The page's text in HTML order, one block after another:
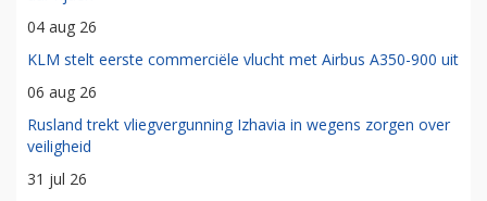
04 aug 26
KLM stelt eerste commerciële vlucht met Airbus A350-900 uit
06 aug 26
Rusland trekt vliegvergunning Izhavia in wegens zorgen over
veiligheid
31 jul 26